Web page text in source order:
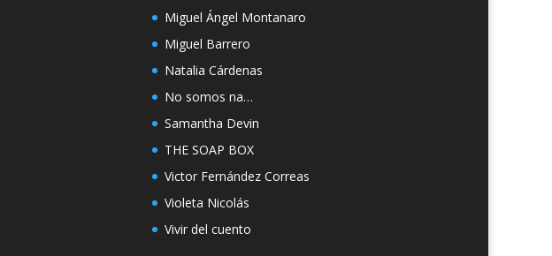
Miguel Ángel Montanaro
Miguel Barrero
Natalia Cárdenas
No somos na…
Samantha Devin
THE SOAP BOX
Victor Fernández Correas
Violeta Nicolás
Vivir del cuento